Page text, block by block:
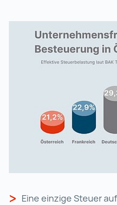
Eine einzige Steuer auf